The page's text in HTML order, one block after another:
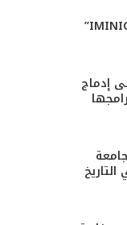
أكادير تحتضن الدورة الرابعة لمهرجان “IMINIG”
إدماج